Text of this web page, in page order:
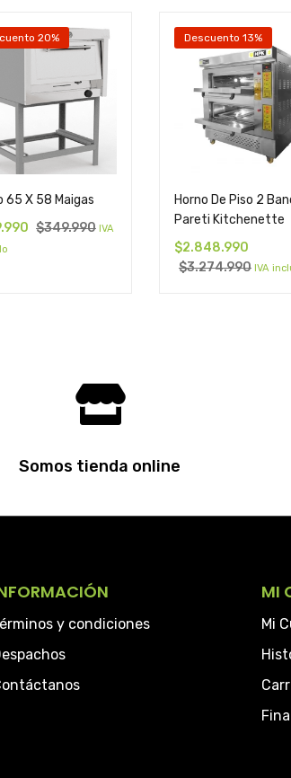
20%
65 X 58 Maigas
$349.990 IVA
Descuento 13%
Horno De Piso 2
Pareti Kitchenette
$2.848.990
$3.274.990 IVA
Somos tienda online
y condiciones
MI
Mi